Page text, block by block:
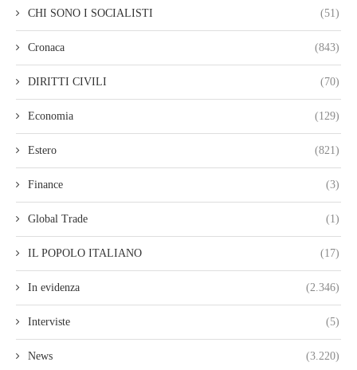
CHI SONO I SOCIALISTI (51)
Cronaca (843)
DIRITTI CIVILI (70)
Economia (129)
Estero (821)
Finance (3)
Global Trade (1)
IL POPOLO ITALIANO (17)
In evidenza (2.346)
Interviste (5)
News (3.220)